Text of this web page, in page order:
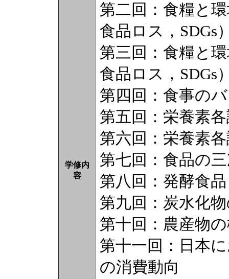
学修内
容
第二回：食糧と
食品ロス，SDGs
第三回：食糧と
食品ロス，SDGs
第四回：食事の
第五回：栄養素
第六回：栄養素
第七回：食品の
第八回：発酵食
第九回：炭水化
第十回：農産物
第十一回：日本
の消費動向